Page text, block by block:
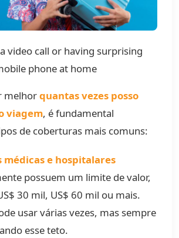
video call or having surprising
phone at home
melhorquantas vezes posso
viagem, é fundamental
de coberturas mais comuns:
médicas e hospitalares
possuem um limite de valor,
30 mil, US$ 60 mil ou mais.
usar várias vezes, mas sempre
esse teto.